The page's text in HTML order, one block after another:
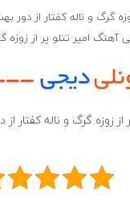
گرگ و ناله کفتار از دور
آهنگ امیر تتلو پر از زوزه
از زوزه گرگ و ناله